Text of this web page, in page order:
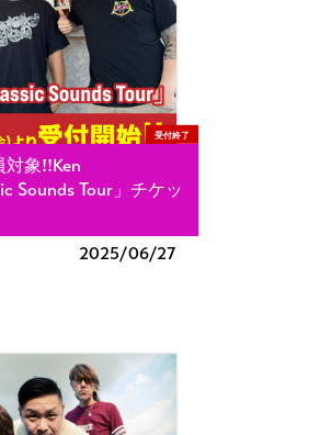
受付終了
対象!!Ken
Sounds Tour」チケッ
2025/06/27